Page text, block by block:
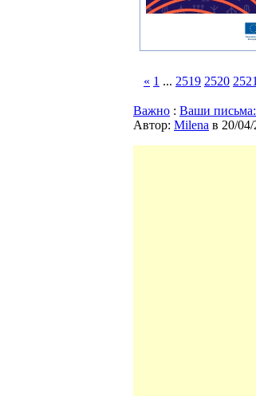
« 1 ... 2519 2520 2521
Важно : Ваши письма:
Автор: Milena в 20/